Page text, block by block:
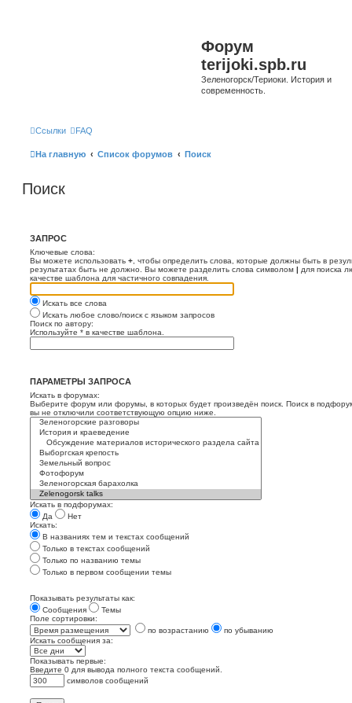
Форум
terijoki.spb.ru
Зеленогорск/Териоки. История и
современность.
Ссылки FAQ
На главную Список форумов Поиск
Поиск
ЗАПРОС
Ключевые слова:
Вы можете использовать + , чтобы определить слова, которые должны быть в
результатах быть не должно. Вы можете разделить слова символом | для поиска
качестве шаблона для частичного совпадения.
Искать все слова
Искать любое слово/поиск с языком запросов
Поиск по автору:
Используйте * в качестве шаблона.
ПАРАМЕТРЫ ЗАПРОСА
Искать в форумах:
Выберите форум или форумы, в которых будет произведён поиск. Поиск в
вы не отключили соответствующую опцию ниже.
Искать в подфорумах:
Да
Нет
Искать:
В названиях тем и текстах сообщений
Только в текстах сообщений
Только по названию темы
Только в первом сообщении темы
Показывать результаты как:
Сообщения
Темы
Поле сортировки:
по возрастанию
по убыванию
Искать сообщения за:
Показывать первые:
Введите 0 для вывода полного текста сообщений.
символов сообщений